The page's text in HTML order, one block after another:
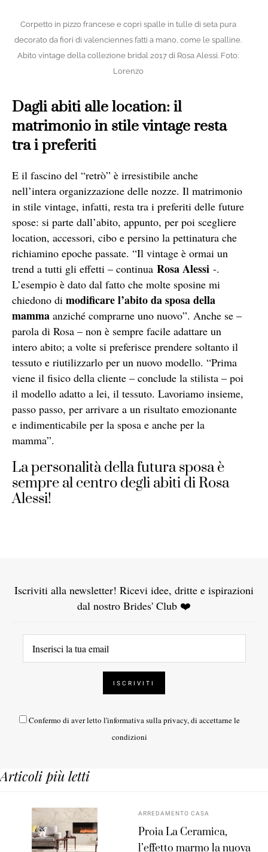
Corpetto in pizzo francese e copri spalle in tulle di seta pura
decorato da fiori di valenciennes fatti a mano, come le spalline.
Abito vintage della collezione bridal 2017 di Rosa Alessi. Foto:
Lorenzo
Dagli abiti alle location: il
matrimonio in stile vintage resta
tra i preferiti
E il fascino del “retrò” è irresistibile anche
nell’intera organizzazione delle nozze. Il matrimonio
in stile vintage, infatti, resta tra i preferiti delle future
spose: si parte dall’abito, appunto, per poi scegliere
location, accessori, cibo e persino la pettinatura che
richiamino epoche passate. “Il vintage è ormai un
trend a tutti gli effetti – continua Rosa Alessi -.
L’esempio è dato dal fatto che molte sposine mi
chiedono di modificare l’abito da sposa della
mamma anziché comprarne uno nuovo”. Anche se –
parola di Rosa – non è sempre facile adattare un
intero abito; a volte si preferisce prendere soltanto il
tessuto e riutilizzarlo per un nuovo modello. “Prima
viene il fisico della cliente – conclude la stilista – poi
il modello adatto a lei, il tessuto. Lavoriamo insieme,
passo passo, per arrivare a un risultato emozionante
e indimenticabile per la sposa e anche per la
mamma”.
La personalità della futura sposa è
sempre al centro degli abiti di Rosa
Alessi!
Iscriviti alla newsletter! Ricevi idee, dritte e ispirazioni
dal nostro Brides' Club ❤️
Confermo di aver letto l'informativa sulla privacy, di accettarne le
condizioni
Articoli più letti
ARREDAMENTO CASA
Proia La Ceramica,
l’effetto marmo la nuova